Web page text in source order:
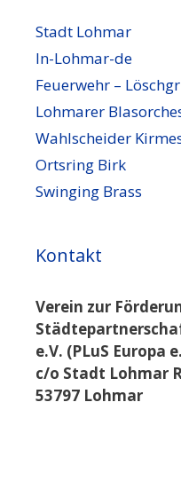
Stadt Lohmar
In-Lohmar-de
Feuerwehr –
Lohmarer
Wahlscheider
Ortsring Birk
Swinging Brass
Kontakt
Verein zur
e.V. (PLuS Europa
c/o Stadt Lohmar
53797 Lohmar